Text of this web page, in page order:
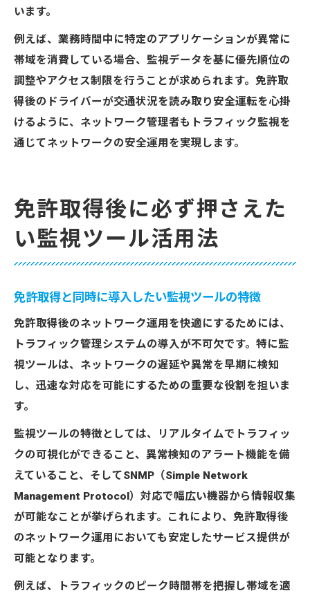
います。
例えば、業務時間中に特定のアプリケーションが異常に
帯域を消費している場合、監視データを基に優先順位の
調整やアクセス制限を行うことが求められます。免許取
得後のドライバーが交通状況を読み取り安全運転を心掛
けるように、ネットワーク管理者もトラフィック監視を
通じてネットワークの安全運用を実現します。
免許取得後に必ず押さえた
い監視ツール活用法
免許取得と同時に導入したい監視ツールの特徴
免許取得後のネットワーク運用を快適にするためには、
トラフィック管理システムの導入が不可欠です。特に監
視ツールは、ネットワークの遅延や異常を早期に検知
し、迅速な対応を可能にするための重要な役割を担いま
す。
監視ツールの特徴としては、リアルタイムでトラフィッ
クの可視化ができること、異常検知のアラート機能を備
えていること、そしてSNMP（Simple Network
Management Protocol）対応で幅広い機器から情報収集
が可能なことが挙げられます。これにより、免許取得後
のネットワーク運用においても安定したサービス提供が
可能となります。
例えば、トラフィックのピーク時間帯を把握し帯域を適